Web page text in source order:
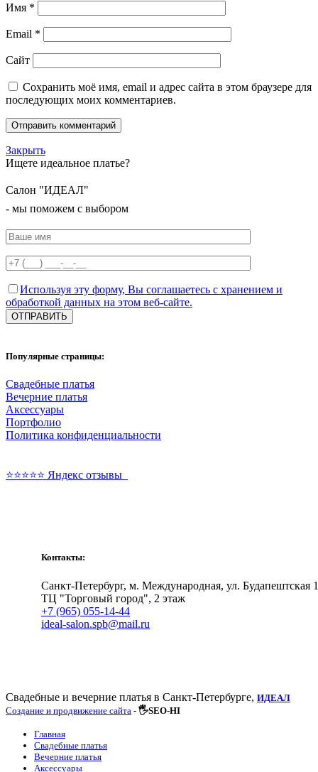
Имя *
Email *
Сайт
Сохранить моё имя, email и адрес сайта в этом браузере для
последующих моих комментариев.
Закрыть
Ищете идеальное платье?
Салон "ИДЕАЛ"
- мы поможем с выбором
Используя эту форму, Вы соглашаетесь с хранением и
обработкой данных на этом веб-сайте.
Популярные страницы:
Свадебные платья
Вечерние платья
Аксессуары
Портфолио
Политика конфиденциальности
⭐⭐⭐⭐⭐ Яндекс отзывы
Контакты:
Санкт-Петербург, м. Международная, ул. Будапештская
ТЦ "Торговый город", 2 этаж
+7 (965) 055-14-44
ideal-salon.spb@mail.ru
Свадебные и вечерние платья в Санкт-Петербурге, ИДЕАЛ
Создание и продвижение сайта - 🖐SEO-HI
Главная
Свадебные платья
Вечерние платья
Аксессуары